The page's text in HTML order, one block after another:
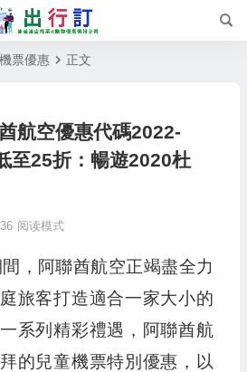
票優惠 正文
航空優惠代碼2022-
至25折：暢遊2020杜
阅读模式
，阿聯酋航空正竭盡全力
旅客打造適合一家大小的
系列精彩禮遇，阿聯酋航
的兒童機票特別優惠，以